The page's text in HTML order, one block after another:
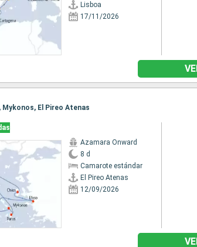
Lisboa
17/11/2026
El Pireo Atenas
Azamara Onward
8 d
Camarote estándar
El Pireo Atenas
12/09/2026